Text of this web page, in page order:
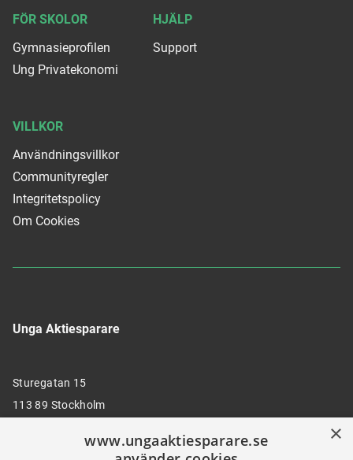
Unga Aktiesparare
Sturegatan 15
113 89 Stockholm
FÖR SKOLOR
Gymnasieprofilen
Ung Privatekonomi
HJÄLP
Support
VILLKOR
Användningsvillkor
Communityregler
Integritetspolicy
Om Cookies
×
www.ungaaktiesparare.se